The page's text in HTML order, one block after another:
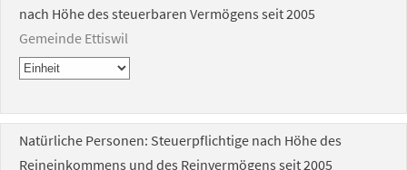
nach Höhe des steuerbaren Vermögens seit 2005
Gemeinde Ettiswil
Natürliche Personen: Steuerpflichtige nach Höhe des
Reineinkommens und des Reinvermögens seit 2005